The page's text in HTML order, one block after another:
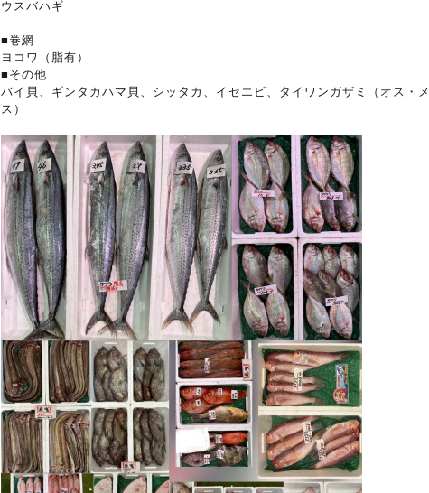
ウスバハギ
■巻網
ヨコワ（脂有）
■その他
バイ貝、ギンタカハマ貝、シッタカ、イセエビ、タイワンガザミ（オス・メ
ス）